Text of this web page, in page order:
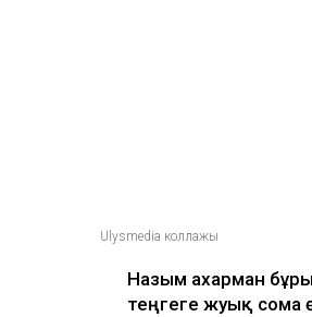
Ulysmedia коллажы
Назым Қахарман
теңгеге жуық сома